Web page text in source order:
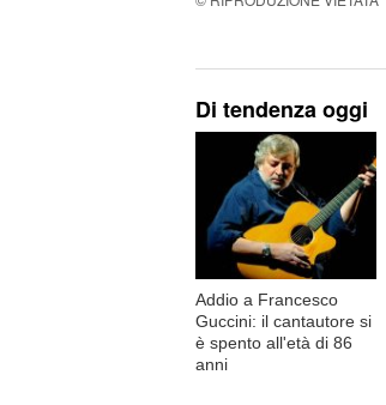
Di tendenza oggi
Addio a Francesco
Guccini: il cantautore si
è spento all'età di 86
anni